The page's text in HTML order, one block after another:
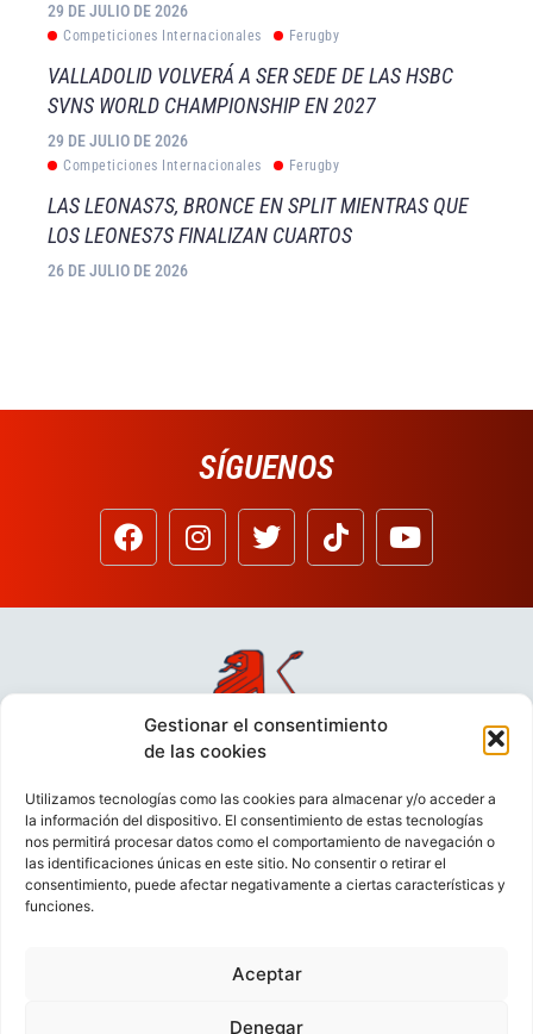
Gestionar el consentimiento
de las cookies
Utilizamos tecnologías como las cookies para almacenar y/o acceder a
la información del dispositivo. El consentimiento de estas tecnologías
nos permitirá procesar datos como el comportamiento de navegación o
las identificaciones únicas en este sitio. No consentir o retirar el
consentimiento, puede afectar negativamente a ciertas características y
funciones.
Aceptar
Denegar
29 DE JULIO DE 2026
Competiciones Internacionales Ferugby
VALLADOLID VOLVERÁ A SER SEDE DE LAS HSBC
SVNS WORLD CHAMPIONSHIP EN 2027
29 DE JULIO DE 2026
Competiciones Internacionales Ferugby
LAS LEONAS7S, BRONCE EN SPLIT MIENTRAS QUE
LOS LEONES7S FINALIZAN CUARTOS
26 DE JULIO DE 2026
SÍGUENOS
VIDEOCONFERENCIASPOLÍTICA DE PRIVACIDAD